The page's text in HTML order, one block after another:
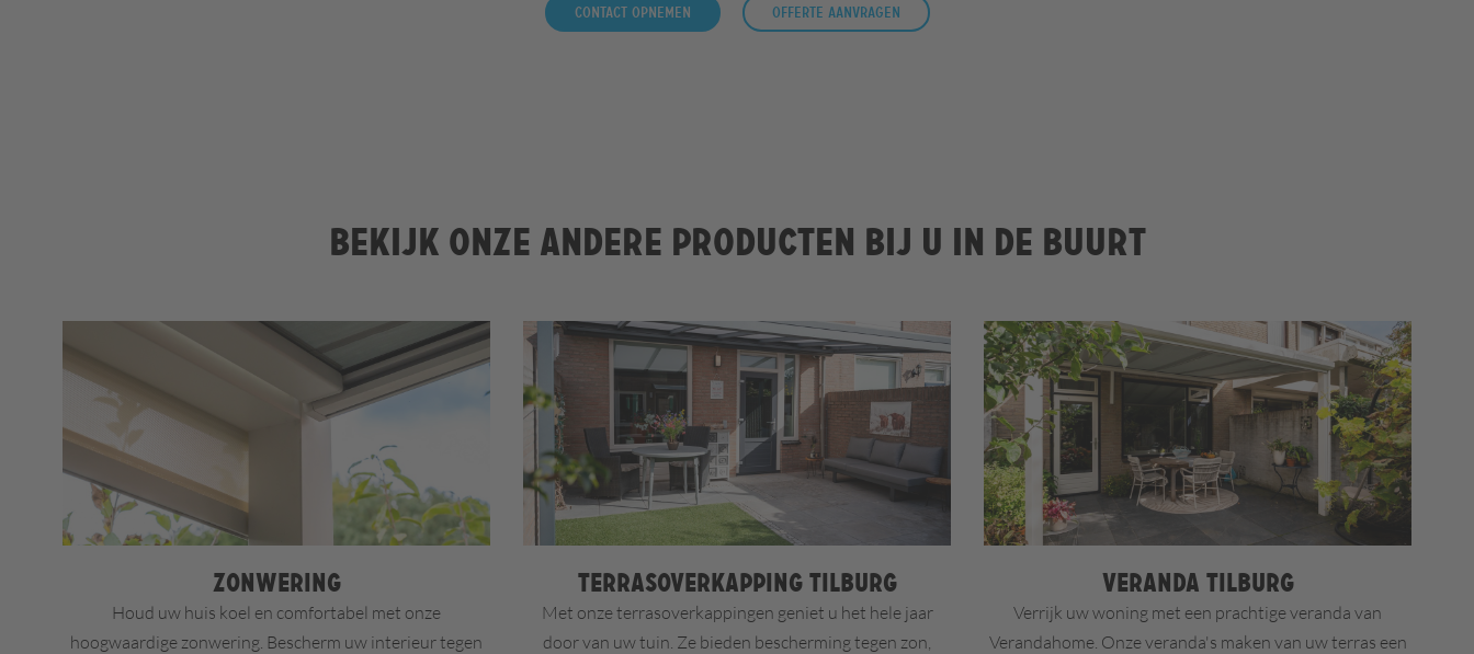
Contact opnemen Offerte aanvragen
Bekijk onze andere producten bij u in de buurt
Zonwering
Houd uw huis koel en comfortabel met onze
hoogwaardige zonwering. Bescherm uw interieur tegen
Terrasoverkapping Tilburg
Met onze terrasoverkappingen geniet u het hele jaar
door van uw tuin. Ze bieden bescherming tegen zon,
Veranda Tilburg
Verrijk uw woning met een prachtige veranda van
Verandahome. Onze veranda's maken van uw terras een